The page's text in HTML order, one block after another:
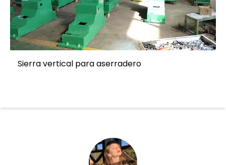
Sierra vertical para aserradero